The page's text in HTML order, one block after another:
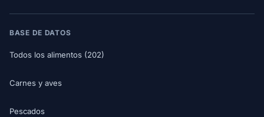
BASE DE DATOS
Todos los alimentos (202)
Carnes y aves
Pescados